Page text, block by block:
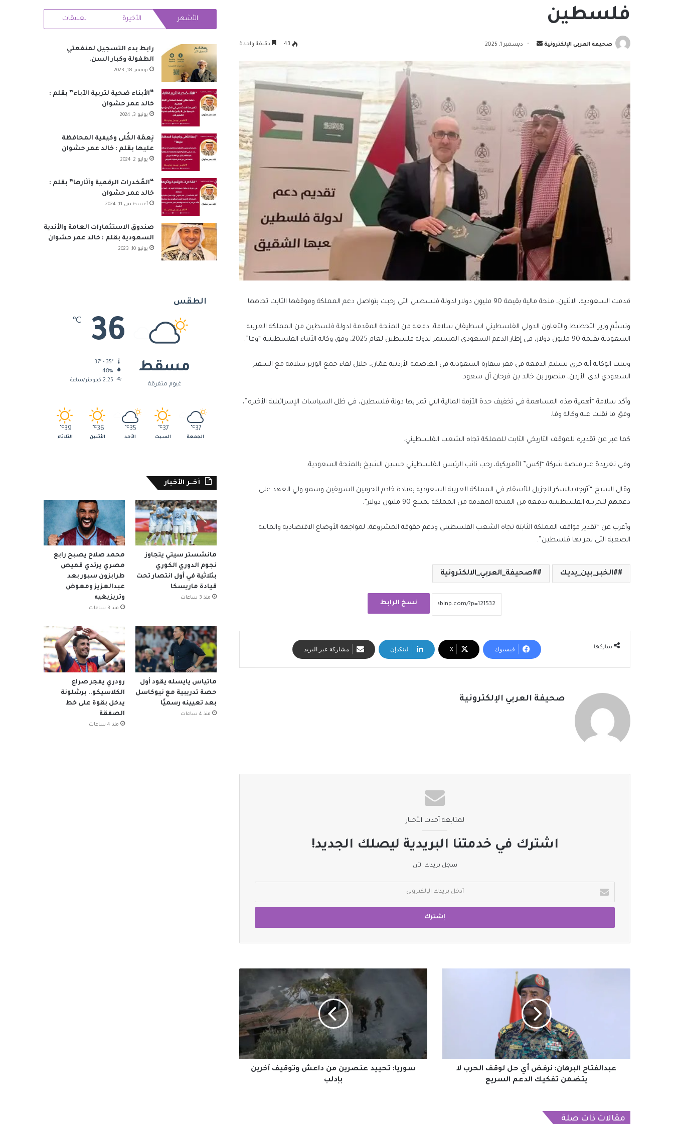
فلسطين
صحيفة العربي الإلكترونية
أرسل ديسمبر 1, 2025 43 دقيقة واحدة
قدمت السعودية، الاثنين، منحة مالية بقيمة 90 مليون دولار لدولة فلسطين التي رحبت بتواصل دعم المملكة وموقفها الثابت تجاهها.
وتسلّم وزير التخطيط والتعاون الدولي الفلسطيني اسطيفان سلامة، دفعة من المنحة المقدمة لدولة فلسطين من المملكة العربية
السعودية بقيمة 90 مليون دولار، في إطار الدعم السعودي المستمر لدولة فلسطين لعام 2025، وفق وكالة الأنباء الفلسطينية “وفا”.
وبينت الوكالة أنه جرى تسليم الدفعة في مقر سفارة السعودية في العاصمة الأردنية عمّان، خلال لقاء جمع الوزير سلامة مع السفير
السعودي لدى الأردن، منصور بن خالد بن فرحان آل سعود.
وأكد سلامة “أهمية هذه المساهمة في تخفيف حدة الأزمة المالية التي تمر بها دولة فلسطين، في ظل السياسات الإسرائيلية الأخيرة”،
وفق ما نقلت عنه وكالة وفا.
كما عبر عن تقديره للموقف التاريخي الثابت للمملكة تجاه الشعب الفلسطيني.
وفي تغريدة عبر منصة شركة “إكس” الأمريكية، رحب نائب الرئيس الفلسطيني حسين الشيخ بالمنحة السعودية.
وقال الشيخ “أتوجه بالشكر الجزيل للأشقاء في المملكة العربية السعودية بقيادة خادم الحرمين الشريفين وسمو ولي العهد على
دعمهم للخزينة الفلسطينية بدفعة من المنحة المقدمة من المملكة بمبلغ 90 مليون دولار”.
وأعرب عن “تقدير مواقف المملكة الثابتة تجاه الشعب الفلسطيني ودعم حقوقه المشروعة، لمواجهة الأوضاع الاقتصادية والمالية
الصعبة التي تمر بها فلسطين”.
#الخبر_بين_يديك #صحيفة_العربي_الالكترونية
نسخ الرابط
شاركها فيسبوك ‫X لينكدإن مشاركة عبر البريد
صحيفة العربي الإلكترونية
لمتابعة أحدث الأخبار
اشترك في خدمتنا البريدية ليصلك الجديد!
سجل بريدك الآن
بريدك
الإلكتروني
يتضمن
تفكيكعبدالفتاح البرهان: نرفض أي حل لوقف الحرب لا
يتضمن تفكيك الدعم السريع
سوريا:
تحييد
سوريا: تحييد عنصرين من داعش وتوقيف آخرين
بإدلب
مقالات ذات صلة
RSS
الأشهر الأخيرة تعليقات
رابط بدء التسجيل لمنفعتي
الطفولة وكبار السن.
نوفمبر 18, 2023
“الأبناء ضحية لتربية الآباء” بقلم :
خالد عمر حشوان
يونيو 3, 2024
نِعمَة الكُلى وكيفية المحافظة
عليها بقلم : خالد عمر حشوان
يوليو 2, 2024
“المُخدرات الرقمية وآثارها” بقلم :
خالد عمر حشوان
أغسطس 11, 2024
صندوق الاستثمارات العامة والأندية
السعودية بقلم : خالد عمر حشوان
يونيو 10, 2023
الطقس
مسقط
غيوم متفرقة
36
℃
48%
2.25 كيلومتر/ساعة
37
℃
الجمعة
37
℃
السبت
35
℃
الأحد
36
℃
الأثنين
39
℃
الثلاثاء
أخــر الأخبار
مانشستر سيتي يتجاوز
نجوم الدوري الكوري
بثلاثية في أول انتصار تحت
قيادة ماريسكا
منذ 3 ساعات
محمد صلاح يصبح رابع
مصري يرتدي قميص
طرابزون سبور بعد
عبدالعزيز ومعوض
وتريزيغيه
منذ 3 ساعات
ماتياس يايسله يقود أول
حصة تدريبية مع نيوكاسل
بعد تعيينه رسميًا
منذ 4 ساعات
رودري يفجر صراع
الكلاسيكو.. برشلونة
يدخل بقوة على خط
الصفقة
منذ 4 ساعات